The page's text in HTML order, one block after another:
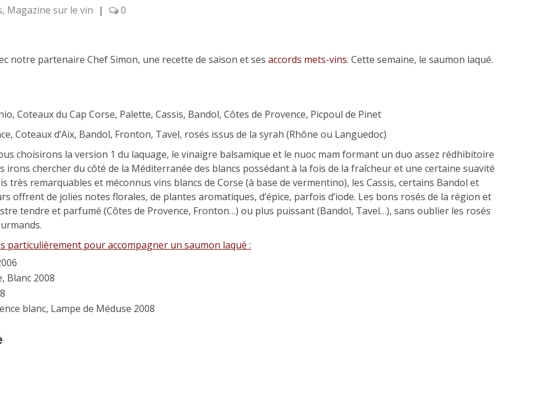
, Magazine sur le vin | 0
notre partenaire Chef Simon, une recette de saison et ses accords mets-vins. Cette semaine, le saumon laqué.
Coteaux du Cap Corse, Palette, Cassis, Bandol, Côtes de Provence, Picpoul de Pinet
Coteaux d’Aix, Bandol, Fronton, Tavel, rosés issus de la syrah (Rhône ou Languedoc)
choisirons la version 1 du laquage, le vinaigre balsamique et le nuoc mam formant un duo assez rédhibitoire
chercher du côté de la Méditerranée des blancs possédant à la fois de la fraîcheur et une certaine suavité
très remarquables et méconnus vins blancs de Corse (à base de vermentino), les Cassis, certains Bandol et
offrent de jolies notes florales, de plantes aromatiques, d’épice, parfois d’iode. Les bons rosés de la région et
tendre et parfumé (Côtes de Provence, Fronton…) ou plus puissant (Bandol, Tavel…), sans oublier les rosés
particulièrement pour accompagner un saumon laqué :
Blanc 2008
blanc, Lampe de Méduse 2008